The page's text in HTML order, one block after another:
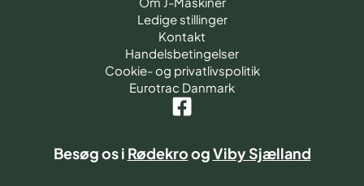
Ledige stillinger
Kontakt
Handelsbetingelser
Cookie- og privatlivspolitik
Eurotrac Danmark
Besøg os i RødekroogViby Sjælland